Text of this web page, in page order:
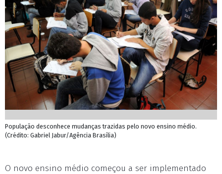
População desconhece mudanças trazidas pelo novo ensino médio.
(Crédito: Gabriel Jabur/Agência Brasília)
O novo ensino médio começou a ser implementado